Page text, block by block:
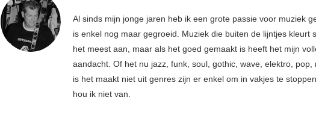
Al sinds mijn jonge jaren heb ik een grote passie voor muziek
is enkel nog maar gegroeid. Muziek die buiten de lijntjes kleurt
het meest aan, maar als het goed gemaakt is heeft het mijn
aandacht. Of het nu jazz, funk, soul, gothic, wave, elektro, pop,
is het maakt niet uit genres zijn er enkel om in vakjes te
hou ik niet van.